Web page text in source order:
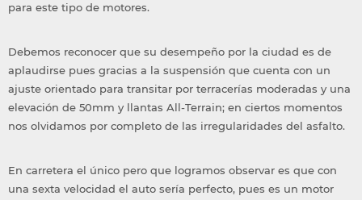
para este tipo de motores.
Debemos reconocer que su desempeño por la ciudad es de
aplaudirse pues gracias a la suspensión que cuenta con un
ajuste orientado para transitar por terracerías moderadas y una
elevación de 50mm y llantas All-Terrain; en ciertos momentos
nos olvidamos por completo de las irregularidades del asfalto.
En carretera el único pero que logramos observar es que con
una sexta velocidad el auto sería perfecto, pues es un motor